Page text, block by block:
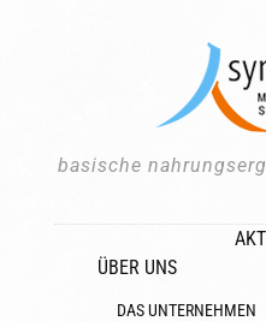
basische
ÜBER UNS
DAS UNTERNEHMEN